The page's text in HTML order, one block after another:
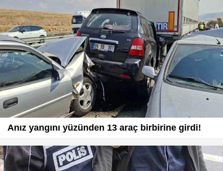
Anız yangını yüzünden 13 araç birbirine girdi!